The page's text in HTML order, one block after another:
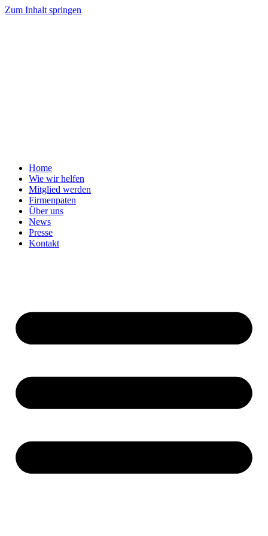
Zum Inhalt springen
Home
Wie wir helfen
Mitglied werden
Firmenpaten
Über uns
News
Presse
Kontakt